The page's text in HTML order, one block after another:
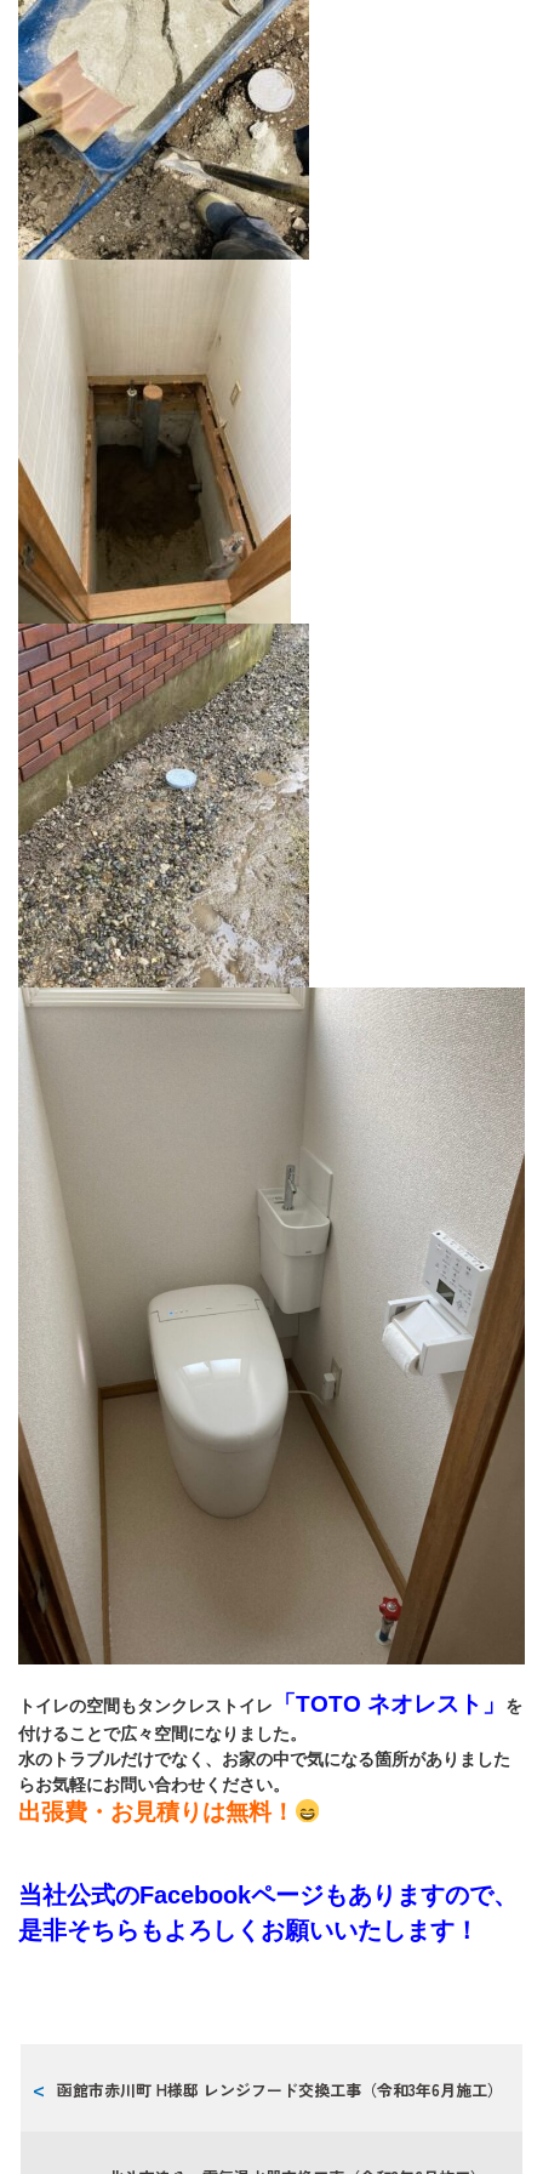
トイレの空間もタンクレストイレ 「TOTO ネオレスト」
を
付けることで広々空間になりました。
水のトラブルだけでなく、お家の中で気になる箇所がありました
らお気軽にお問い合わせください。
出張費・お見積りは無料！
当社公式のFacebookページもありますので、
是非そちらもよろしくお願いいたします！
函館市赤川町 H様邸 レンジフード交換工事（令和3年6月施工）